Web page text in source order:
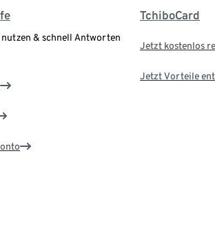
& schnell Antworten
TchiboCard
Jetzt kostenlos
Jetzt Vorteile